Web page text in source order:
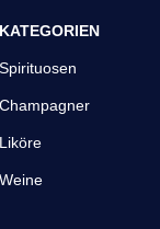
KATEGORIEN
Spirituosen
Champagner
Liköre
Weine